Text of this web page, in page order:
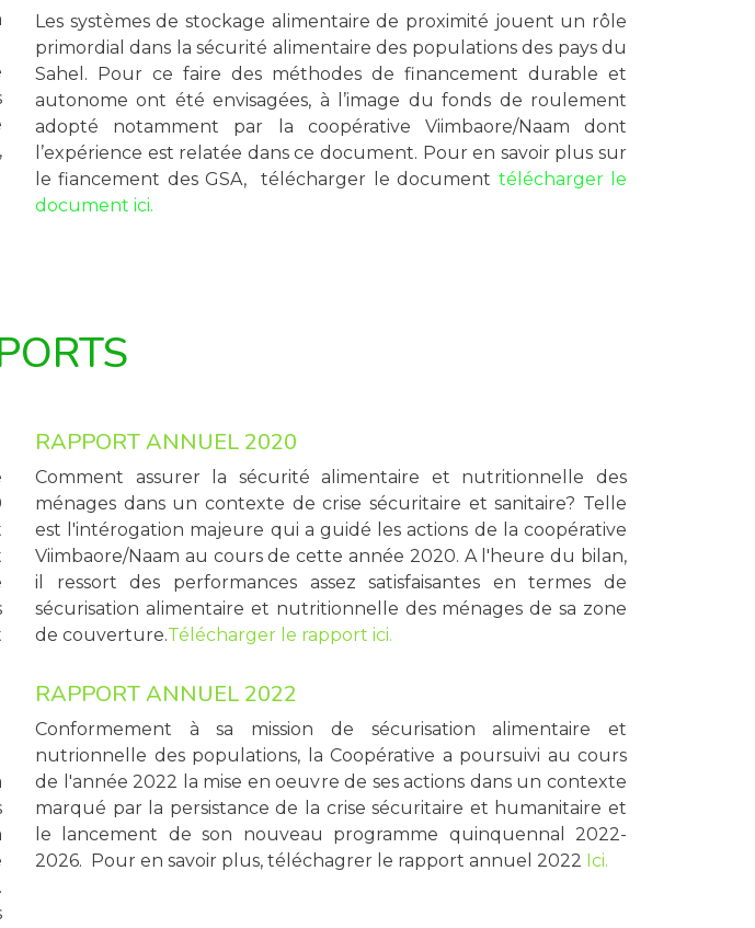
Les systèmes de stockage alimentaire de proximité jouent un rôle
primordial dans la sécurité alimentaire des populations des pays du
Sahel. Pour ce faire des méthodes de financement durable et
autonome ont été envisagées, à l’image du fonds de roulement
adopté notamment par la coopérative Viimbaore/Naam dont
l’expérience est relatée dans ce document. Pour en savoir plus sur
le fiancement des GSA, télécharger le document télécharger le
document ici.
RAPPORT ANNUEL 2020
Comment assurer la sécurité alimentaire et nutritionnelle des
ménages dans un contexte de crise sécuritaire et sanitaire? Telle
est l'intérogation majeure qui a guidé les actions de la coopérative
Viimbaore/Naam au cours de cette année 2020. A l'heure du bilan,
il ressort des performances assez satisfaisantes en termes de
sécurisation alimentaire et nutritionnelle des ménages de sa zone
de couverture.Télécharger le rapport ici.
RAPPORT ANNUEL 2022
Conformement à sa mission de sécurisation alimentaire et
nutrionnelle des populations, la Coopérative a poursuivi au cours
de l'année 2022 la mise en oeuvre de ses actions dans un contexte
marqué par la persistance de la crise sécuritaire et humanitaire et
le lancement de son nouveau programme quinquennal 2022-
2026. Pour en savoir plus, téléchagrer le rapport annuel 2022 Ici.